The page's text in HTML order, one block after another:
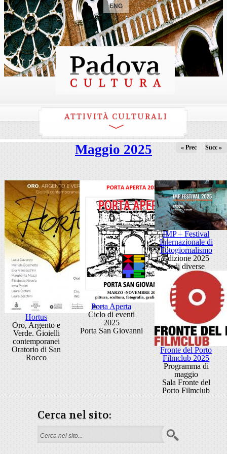
ENG
ATTIVITÀ CULTURALI
Maggio 2025 « Prec Succ »
Hortus
Oro, Argento e
Verde. Gioielli
contemporanei
Oratorio di San
Rocco
Porta Aperta
Ciclo di eventi
2025
Porta San Giovanni
IMP – Festival
Internazionale di
Fotogiornalismo
Edizione 2025
sedi diverse
Fronte del Porto
Filmclub 2025
Programma di
maggio
Sala Fronte del
Porto Filmclub
Cerca nel sito:
Form di ricerca